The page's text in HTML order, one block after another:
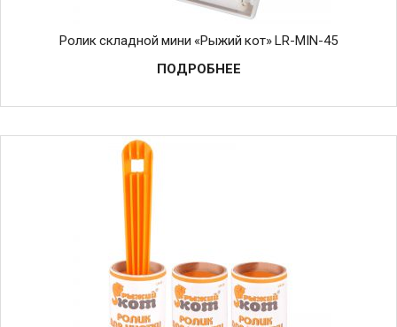
Ролик складной мини «Рыжий кот» LR-MIN-45
ПОДРОБНЕЕ